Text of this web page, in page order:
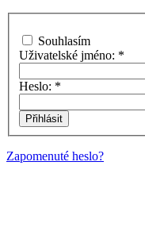
Souhlasím
Uživatelské jméno: *
Heslo: *
Zapomenuté heslo?